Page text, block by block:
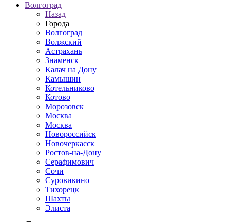
Волгоград
Назад
Города
Волгоград
Волжский
Астрахань
Знаменск
Калач на Дону
Камышин
Котельниково
Котово
Морозовск
Москва
Москва
Новороссийск
Новочеркасск
Ростов-на-Дону
Серафимович
Сочи
Суровикино
Тихорецк
Шахты
Элиста